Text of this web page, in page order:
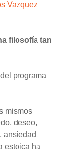
Vazquez
filosofía tan
programa
mismos
deseo,
ansiedad,
estoica ha